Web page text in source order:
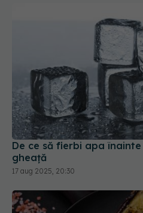
De ce să fierbi apa
gheață
17 aug 2025, 20:30